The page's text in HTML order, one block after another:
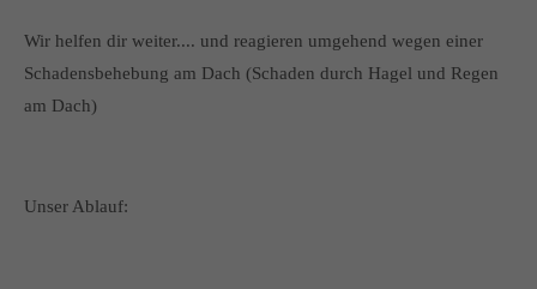
Wir helfen dir weiter.... und reagieren umgehend wegen einer
Schadensbehebung am Dach (Schaden durch Hagel und Regen
am Dach)
Unser Ablauf: